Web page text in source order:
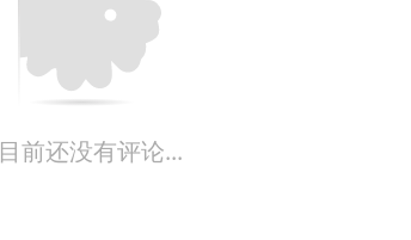
目前还没有评论...